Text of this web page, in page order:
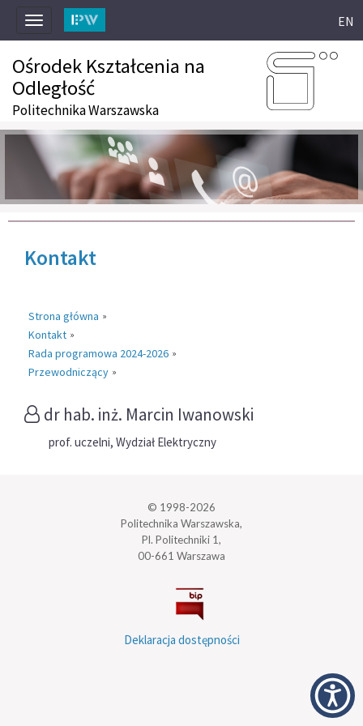
Toggle
navigation
EN
Ośrodek Kształcenia na
Odległość
Politechnika Warszawska
Kontakt
Strona główna »
Kontakt »
Rada programowa 2024-2026 »
Przewodniczący »
dr hab. inż. Marcin Iwanowski
prof. uczelni, Wydział Elektryczny
© 1998-2026
Politechnika Warszawska,
Pl. Politechniki 1,
00-661 Warszawa
Deklaracja dostępności